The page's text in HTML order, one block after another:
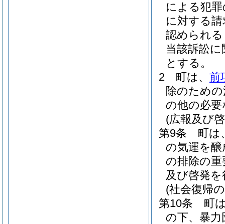
による犯
に対する
認められ
当該訴訟
とする。
2
町は、 前
除のため
の他の必
(広報及び
第9条
町は
の気運を
の排除の
及び啓発
(社会復帰
第10条
町
の下、暴